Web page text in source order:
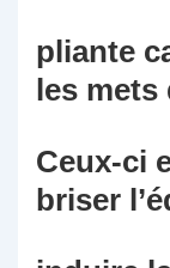
pliante
les mets
Ceux-ci
briser